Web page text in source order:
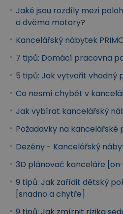
ochrany, který zajistí nejen
překážkám v pohybu
přehřátí motoru či přetížení.
nejvyšší poloze.
pojistky – slouží jako
neopatrnosti či proti
spolupracovníků.
Jaké jsou rozdíly mezi
a dvěma motory?
Kancelářský nábytek
7 tipů: Domácí pracovna
5 tipů: Jak vytvořit vhodný
Co nesmí chybět v
Jak vybírat kancelářský
Požadavky na kancelářské
Dezény - Kancelářský
3D plánovač kanceláře
9 tipů: Jak zařídit dětský
[snadno a chytře]
9 tipů: Jak zmírnit rizika